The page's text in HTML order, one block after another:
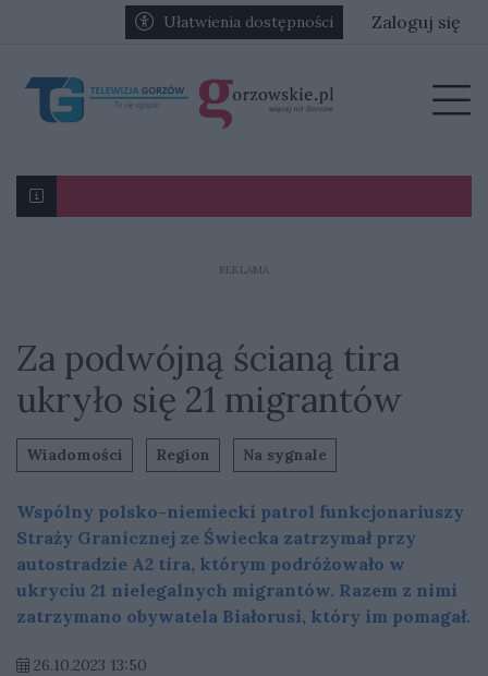
Przejdź do głównych treści
Przejdź do głównego menuUłatwienia dostępności Zaloguj się
Karol Gliwiński: „Jesteśmy w stanie namieszać w III
REKLAMA
Za podwójną ścianą tira
ukryło się 21 migrantów
Wiadomości Region Na sygnale
Wspólny polsko-niemiecki patrol funkcjonariuszy
Straży Granicznej ze Świecka zatrzymał przy
autostradzie A2 tira, którym podróżowało w
ukryciu 21 nielegalnych migrantów. Razem z nimi
zatrzymano obywatela Białorusi, który im pomagał.
26.10.2023 13:50